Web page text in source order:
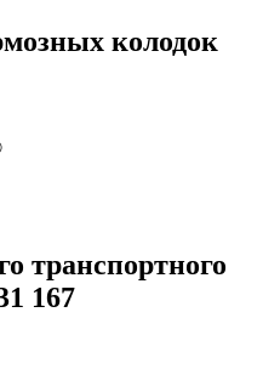
колодок
транспортного
167